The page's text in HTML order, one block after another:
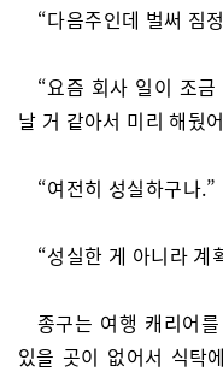
“다음주인데 벌써 짐
“요즘 회사 일이 조
날 거 같아서 미리 해뒀
“여전히 성실하구나.”
“성실한 게 아니라 계
종구는 여행 캐리어
있을 곳이 없어서 식탁